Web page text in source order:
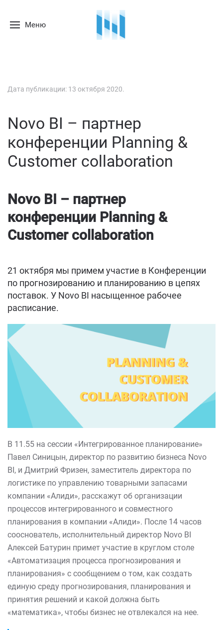
Меню
Дата публикации: 13 октября 2020.
Novo BI – партнер
конференции Planning &
Customer collaboration
Novo BI – партнер
конференции Planning &
Customer collaboration
21 октября мы примем участие в Конференции
по прогнозированию и планированию в цепях
поставок. У Novo BI насыщенное рабочее
расписание.
В 11.55 на сессии «Интегрированное планирование»
Павел Синицын, директор по развитию бизнеса Novo
BI, и Дмитрий Фризен, заместитель директора по
логистике по управлению товарными запасами
компании «Алиди», расскажут об организации
процессов интегрированного и совместного
планирования в компании «Алиди». После 14 часов
сооснователь, исполнительный директор Novo BI
Алексей Батурин примет участие в круглом столе
«Автоматизация процесса прогнозирования и
планирования» с сообщением о том, как создать
единую среду прогнозирования, планирования и
принятия решений и какой должна быть
«математика», чтобы бизнес не отвлекался на нее.